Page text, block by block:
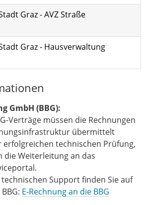
Graz - AVZ Straße
Graz - Hausverwaltung
GmbH (BBG):
Verträge müssen die Rechnungen
übermittelt
erfolgreichen technischen Prüfung,
Weiterleitung an das
Support finden Sie auf
E-Rechnung an die BBG